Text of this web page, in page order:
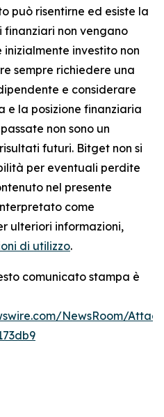
può risentirne ed esiste la
non vengano
investito non
sempre richiedere una
e considerare
e la posizione finanziaria
non sono un
futuri. Bitget non si
per eventuali perdite
nel presente
come
ulteriori informazioni,
di utilizzo.
comunicato stampa è
NewsRoom/